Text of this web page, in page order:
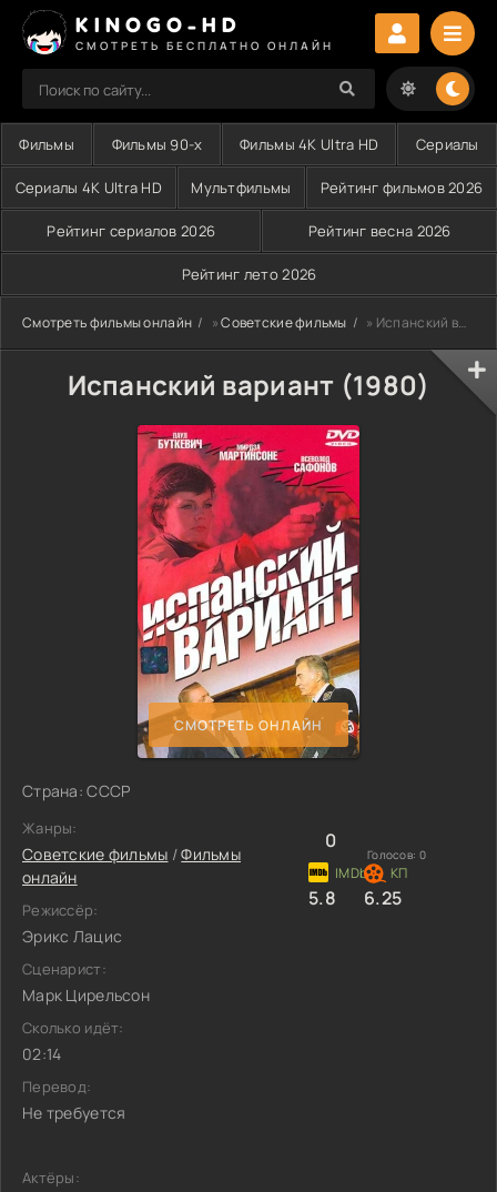
KINOGO-HD
СМОТРЕТЬ БЕСПЛАТНО ОНЛАЙН
Фильмы Фильмы 90-х Фильмы 4K Ultra HD Сериалы
Сериалы 4K Ultra HD Мультфильмы Рейтинг фильмов 2026
Рейтинг сериалов 2026 Рейтинг весна 2026
Рейтинг лето 2026
Смотреть фильмы онлайн »Советские фильмы » Испанский вариант (1980)
Испанский вариант (1980)
СМОТРЕТЬ ОНЛАЙН
Страна: СССР
Жанры:
Советские фильмы /Фильмы
онлайн
Режиссёр:
Эрикс Лацис
Сценарист:
Марк Цирельсон
Сколько идёт:
02:14
Перевод:
Не требуется
0
Голосов: 0
5.8 6.25
Актёры: